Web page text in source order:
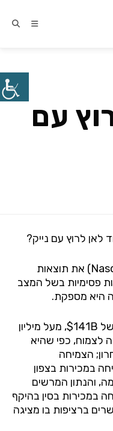
עם
בימים אלו שחררה נייקי (Nasdaq:NKE) את תוצאות
תחזיות פסימיות בשל המצב
היא מספקת.
כיאה למעצמה אמיתית -שווי-שוק של 141B$, מעל מיליון
לצמוח, כפי שהיא
הצמיחה
עומדת על 4.1%, צמיחה במכירות בצפון
7% ו-9% בהתאמה, והנתון המרשים
במכירות בסין בהיקף
ברציפות בו מציגה